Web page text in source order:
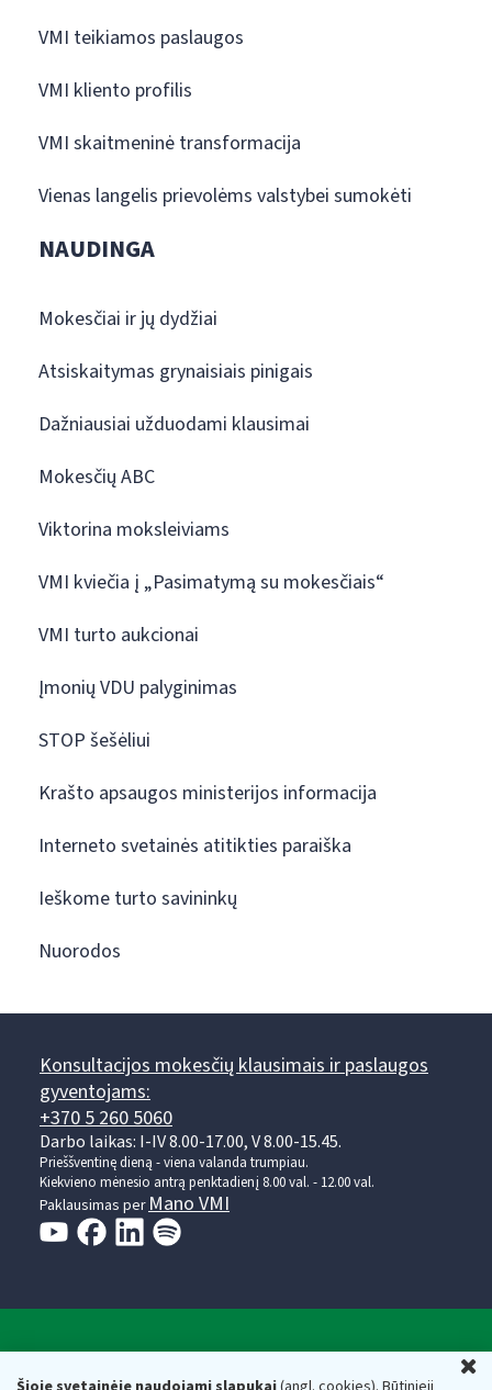
VMI teikiamos paslaugos
VMI kliento profilis
VMI skaitmeninė transformacija
Vienas langelis prievolėms valstybei sumokėti
NAUDINGA
Mokesčiai ir jų dydžiai
Atsiskaitymas grynaisiais pinigais
Dažniausiai užduodami klausimai
Mokesčių ABC
Viktorina moksleiviams
VMI kviečia į „Pasimatymą su mokesčiais“
VMI turto aukcionai
Įmonių VDU palyginimas
STOP šešėliui
Krašto apsaugos ministerijos informacija
Interneto svetainės atitikties paraiška
Ieškome turto savininkų
Nuorodos
Konsultacijos mokesčių klausimais ir paslaugos
gyventojams:
+370 5 260 5060
Darbo laikas: I-IV 8.00-17.00, V 8.00-15.45.
Prieššventinę dieną - viena valanda trumpiau.
Kiekvieno mėnesio antrą penktadienį 8.00 val. - 12.00 val.
Paklausimas per Mano VMI